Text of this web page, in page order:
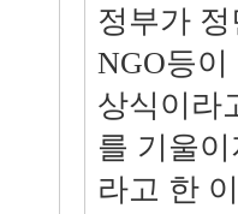
정부가
NGO등
상식이라
를 기울
라고 한